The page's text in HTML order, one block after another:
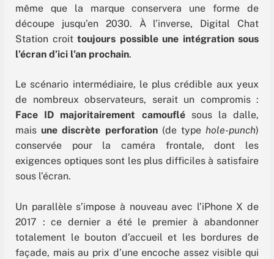
même que la marque conservera une forme de
découpe jusqu’en 2030. À l’inverse, Digital Chat
Station croit toujours possible une intégration sous
l’écran d’ici l’an prochain.
Le scénario intermédiaire, le plus crédible aux yeux
de nombreux observateurs, serait un compromis :
Face ID majoritairement camouflésous la dalle,
mais une discrète perforation(de typehole-punch)
conservée pour la caméra frontale, dont les
exigences optiques sont les plus difficiles à satisfaire
sous l’écran.
Un parallèle s’impose à nouveau avec l’iPhone X de
2017 : ce dernier a été le premier à abandonner
totalement le bouton d’accueil et les bordures de
façade, mais au prix d’une encoche assez visible qui